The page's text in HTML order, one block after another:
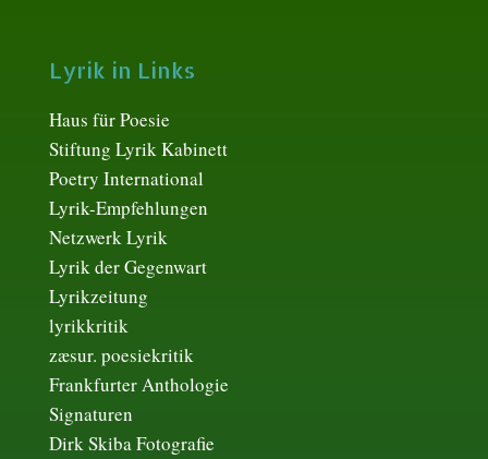
Lyrik in Links
Haus für Poesie
Stiftung Lyrik Kabinett
Poetry International
Lyrik-Empfehlungen
Netzwerk Lyrik
Lyrik der Gegenwart
Lyrikzeitung
lyrikkritik
zæsur. poesiekritik
Frankfurter Anthologie
Signaturen
Dirk Skiba Fotografie